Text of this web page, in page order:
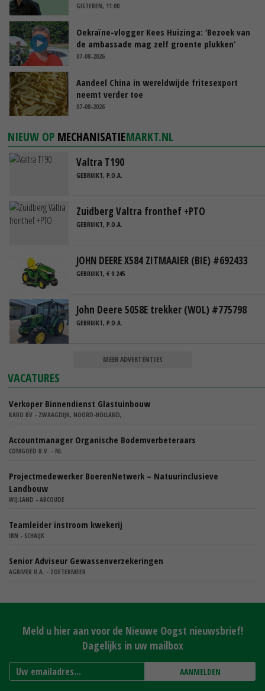
GISTEREN, 11:00
Oekraïne-vlogger Kees Huizinga: ‘Bezoek van
de ambassade mag zelf groente plukken’
07-08-2026
Aandeel China in wereldwijde fritesexport
neemt verder toe
07-08-2026
NIEUW OP MECHANISATIEMARKT.NL
Valtra T190
GEBRUIKT, P.O.A.
Zuidberg Valtra fronthef +PTO
GEBRUIKT, P.O.A.
JOHN DEERE X584 ZITMAAIER (BIE) #692433
GEBRUIKT, € 9.245
John Deere 5058E trekker (WOL) #775798
GEBRUIKT, P.O.A.
MEER ADVERTENTIES
VACATURES
Verkoper Binnendienst Glastuinbouw
KARO BV - ZWAAGDIJK, NOORD-HOLLAND,
Accountmanager Organische Bodemverbeteraars
COMGOED B.V. - NL
Projectmedewerker BoerenNetwerk – Natuurinclusieve
Landbouw
WIJ.LAND - ABCOUDE
Teamleider instroom kwekerij
IBN - SCHAIJK
Senior Adviseur Gewassenverzekeringen
AGRIVER U.A. - ZOETERMEER
Meld u hier aan voor de Nieuwe Oogst nieuwsbrief!
Dagelijks in uw mailbox
AANMELDEN